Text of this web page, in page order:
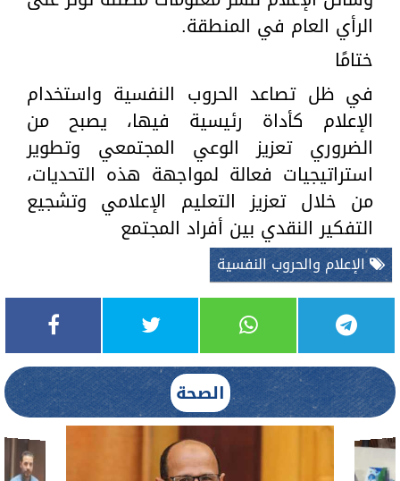
الرأي العام في المنطقة.
ختامًا
في ظل تصاعد الحروب النفسية واستخدام
الإعلام كأداة رئيسية فيها، يصبح من
الضروري تعزيز الوعي المجتمعي وتطوير
استراتيجيات فعالة لمواجهة هذه التحديات،
من خلال تعزيز التعليم الإعلامي وتشجيع
التفكير النقدي بين أفراد المجتمع
الإعلام والحروب النفسية
الصحة